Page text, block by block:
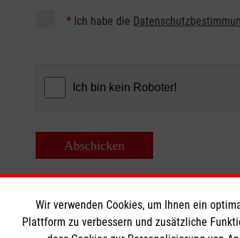
* Ich habe die
Abschicken
Plauderregeln
Wir verwenden Cookies, um Ihnen ein
Plattform zu verbessern und zusätzliche